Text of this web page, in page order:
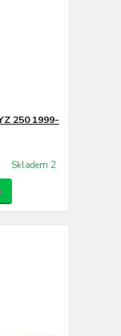
250 1999-
Skladem 2